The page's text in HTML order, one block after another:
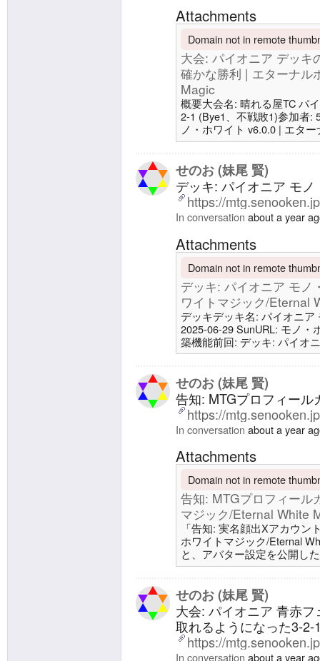
Attachments
Domain not in remote
大会: パイオニア デッキ
確かな勝利 | エターナ
Magic
概要大会名: 晴れる屋TC パ
2-1 (Bye1、不戦敗1)参加者:
ノ・ホワイト v6.0.0 | エタ
Magic前回: 大会: パイオニ
White MagicX: https://x.com/
せのお (妹尾 賢)
デッキ: パイオニア モ
https://
In conversation about a year
Attachments
Domain not in remote
デッキ: パイオニア モ
ワイトマジック/Eternal
デッキデッキ名: パイオニア
2025-06-29 SunURL: モノ
築機能前回: デッキ: パイオ
ホワイトマジック/Eternal
国の地、永岩城11 生物4 シ
せのお (妹尾 賢)
告知: MTGプロフィール
https://
In conversation about a year
Attachments
Domain not in remote
告知: MTGプロフィール
マジック/Eternal White
「告知: 実名顔出Xアカウ
ホワイトマジック/Eternal
と、アバター設定を公開し
と、MTGプロフィールカー
ターナルホワイトマジック/
Imgurにも「https://imgur.
せのお (妹尾 賢)
大会: パイオニア 青赤
取れるようになった3-2-
https://
In conversation about a year